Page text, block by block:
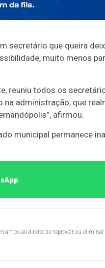
secretário que queira
muito menos
reuniu todos os
administração, que
afirmou.
municipal permanece
ao direito de reprovar ou